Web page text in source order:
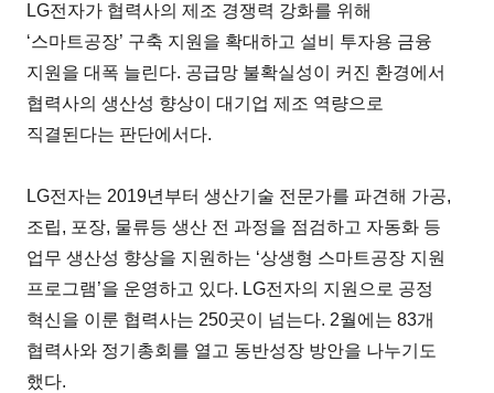
LG전자가 협력사의 제조 경쟁력 강화를 위해
‘스마트공장’ 구축 지원을 확대하고 설비 투자용 금융
지원을 대폭 늘린다. 공급망 불확실성이 커진 환경에서
협력사의 생산성 향상이 대기업 제조 역량으로
직결된다는 판단에서다.
LG전자는 2019년부터 생산기술 전문가를 파견해 가공,
조립, 포장, 물류등 생산 전 과정을 점검하고 자동화 등
업무 생산성 향상을 지원하는 ‘상생형 스마트공장 지원
프로그램’을 운영하고 있다. LG전자의 지원으로 공정
혁신을 이룬 협력사는 250곳이 넘는다. 2월에는 83개
협력사와 정기총회를 열고 동반성장 방안을 나누기도
했다.